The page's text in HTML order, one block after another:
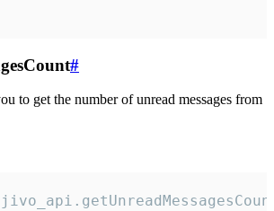
#
to get the number of unread messages from